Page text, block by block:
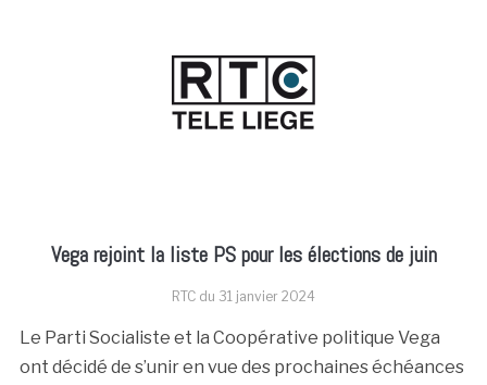
Vega rejoint la liste PS pour les élections de juin
RTC du 31 janvier 2024
Le Parti Socialiste et la Coopérative politique Vega
ont décidé de s’unir en vue des prochaines échéances